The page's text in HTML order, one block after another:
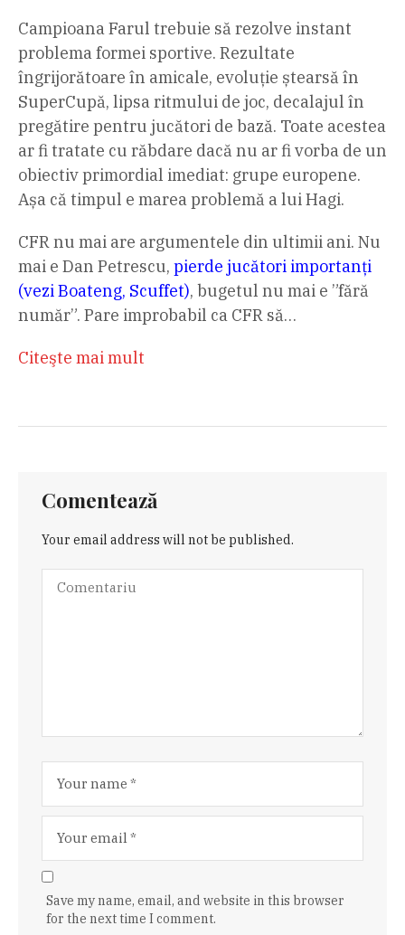
Campioana Farul trebuie să rezolve instant
problema formei sportive. Rezultate
îngrijorătoare în amicale, evoluție ștearsă în
SuperCupă, lipsa ritmului de joc, decalajul în
pregătire pentru jucători de bază. Toate acestea
ar fi tratate cu răbdare dacă nu ar fi vorba de un
obiectiv primordial imediat: grupe europene.
Așa că timpul e marea problemă a lui Hagi.
CFR nu mai are argumentele din ultimii ani. Nu
mai e Dan Petrescu, pierde jucători importanți
(vezi Boateng, Scuffet), bugetul nu mai e ”fără
număr”. Pare improbabil ca CFR să…
Citeşte mai mult
Comentează
Your email address will not be published.
Save my name, email, and website in this browser
for the next time I comment.